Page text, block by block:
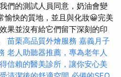
我們的測試人員同意，奶油會變
愉快的質地，並且與化妝😀完美
果並沒有給它們留下深刻的印
苗栗高品質外燴服務 嘉義月子
老人助聽器推薦，專為老年人
信賴的醫美診所，讓你安心美